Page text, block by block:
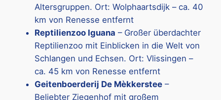
Altersgruppen. Ort: Wolphaartsdijk – ca. 40
km von Renesse entfernt
Reptilienzoo Iguana – Großer überdachter
Reptilienzoo mit Einblicken in die Welt von
Schlangen und Echsen. Ort: Vlissingen –
ca. 45 km von Renesse entfernt
Geitenboerderij De Mèkkerstee –
Beliebter Ziegenhof mit großem